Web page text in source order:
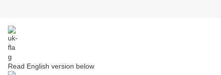
Read English version below